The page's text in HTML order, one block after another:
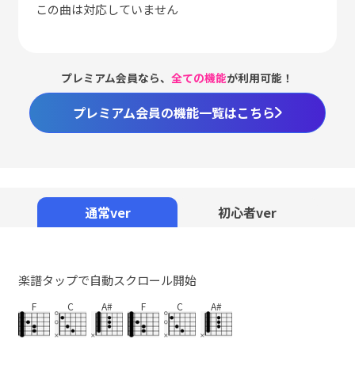
この曲は対応していません
プレミアム会員なら、全ての機能が利用可能！
プレミアム会員の機能一覧はこちら
通常ver 初心者ver
楽譜タップで自動スクロール開始
F C A# F C A#